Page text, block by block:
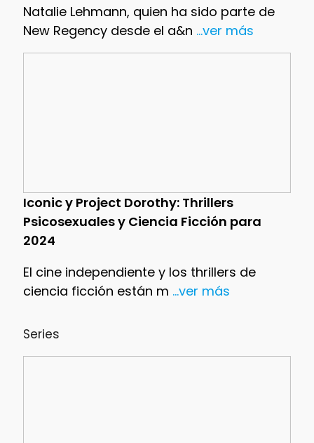
Natalie Lehmann, quien ha sido parte de
New Regency desde el a&n ...ver más
Iconic y Project Dorothy: Thrillers
Psicosexuales y Ciencia Ficción para
2024
El cine independiente y los thrillers de
ciencia ficción están m ...ver más
Series